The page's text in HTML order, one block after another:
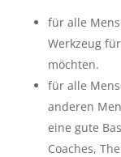
für alle
Werkzeug
möchten.
für alle
anderen
eine gute
Coaches,